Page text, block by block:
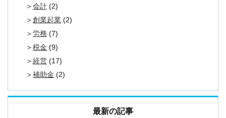
会計 (2)
創業起業 (2)
労務 (7)
税金 (9)
経営 (17)
補助金 (2)
最新の記事